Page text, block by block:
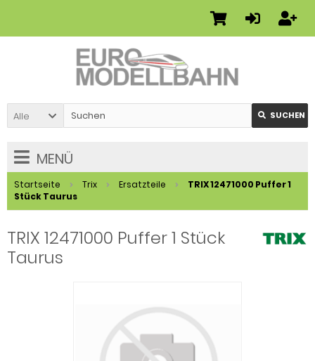
Alle SUCHEN
MENÜ
Startseite Trix Ersatzteile
TRIX 12471000 Puffer 1
Stück Taurus
TRIX 12471000 Puffer 1 Stück
Taurus